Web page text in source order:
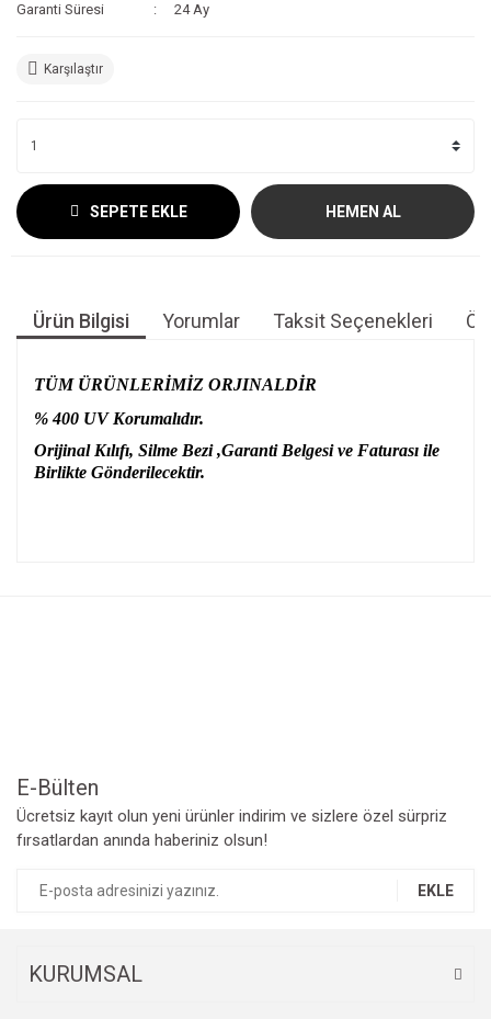
Garanti Süresi 24 Ay
Karşılaştır
SEPETE EKLE HEMEN AL
Ürün Bilgisi Yorumlar Taksit Seçenekleri
TÜM ÜRÜNLERİMİZ ORJINALDİR
% 400 UV Korumalıdır.
Orijinal Kılıfı, Silme Bezi ,Garanti Belgesi ve Faturası ile
Birlikte Gönderilecektir.
E-Bülten
Ücretsiz kayıt olun yeni ürünler indirim ve sizlere özel sürpriz
fırsatlardan anında haberiniz olsun!
EKLE
KURUMSAL